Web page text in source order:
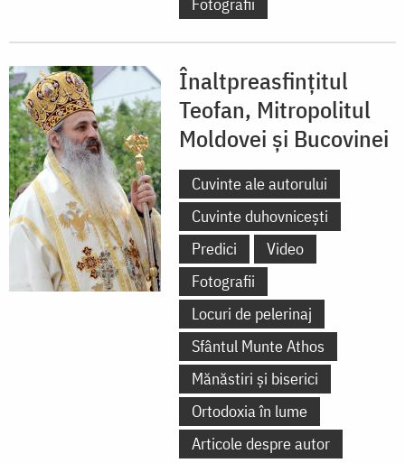
Înaltpreasfințitul
Teofan, Mitropolitul
Moldovei și Bucovinei
Cuvinte ale autorului
Cuvinte duhovnicești
Predici
Video
Fotografii
Locuri de pelerinaj
Sfântul Munte Athos
Mănăstiri și biserici
Ortodoxia în lume
Articole despre autor